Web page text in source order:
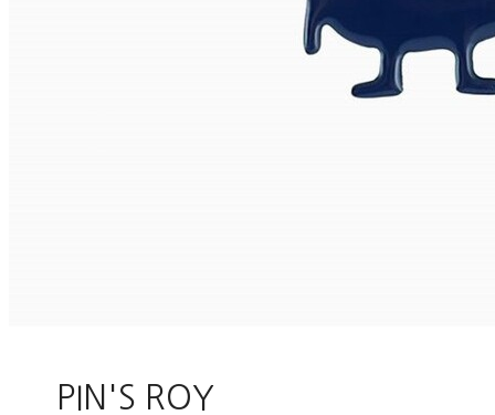
PIN'S ROY